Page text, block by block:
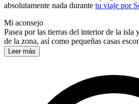
absolutamente nada durante tu viaje por
Mi aconsejo
Pasea por las tierras del interior de la isla
de la zona, así como pequeñas casas
Leer más